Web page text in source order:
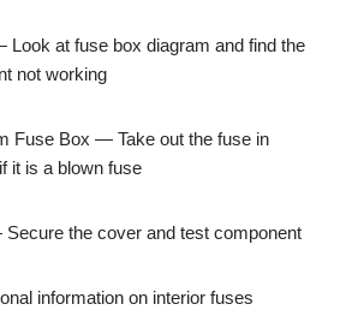
at fuse box diagram and find the
not working
Fuse Box — Take out the fuse in
it is a blown fuse
the cover and test component
information on interior fuses